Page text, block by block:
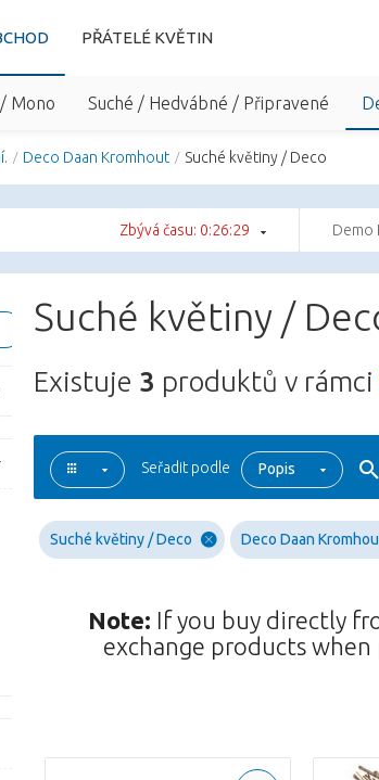
PŘÁTELÉ KVĚTIN
Mono Suché / Hedvábné / Připravené
Deco Daan Kromhout Suché květiny / Deco
Zbývá času: 0:26:29 Demo
Suché květiny /
Existuje 3 produktů v rámci
Seřadit podle Popis
Suché květiny / Deco Deco Daan
Note: If you buy directly
exchange products